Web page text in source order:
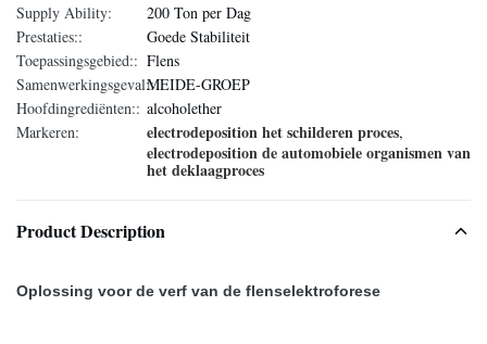
Supply Ability:
200 Ton per Dag
Prestaties::
Goede Stabiliteit
Toepassingsgebied:: Flens
Samenwerkingsgeval::MEIDE-GROEP
Hoofdingrediënten:: alcoholether
Markeren:
electrodeposition het schilderen proces,
electrodeposition de automobiele organismen van
het deklaagproces
Product Description
Oplossing voor de verf van de flenselektroforese